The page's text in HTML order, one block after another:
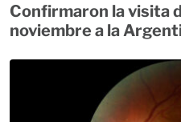
Confirmaron la visita
noviembre a la